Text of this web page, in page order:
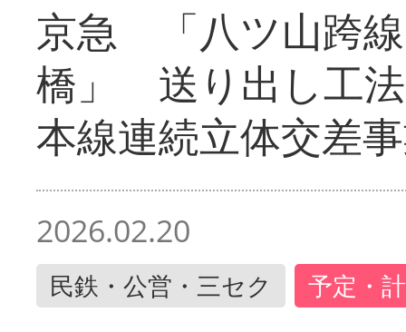
京急 「八ツ山跨
橋」 送り出し工
本線連続立体交差
2026.02.20
民鉄・公営・三セク 予定・